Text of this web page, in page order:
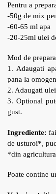
Pentru a
-50g de mix
-60-65 ml apa
-20-25ml ulei
Mod de
1. Adaugati
pana la
2. Adaugati
3. Optional
gust.
Ingrediente:
de usturoi*,
*din
Poate contine